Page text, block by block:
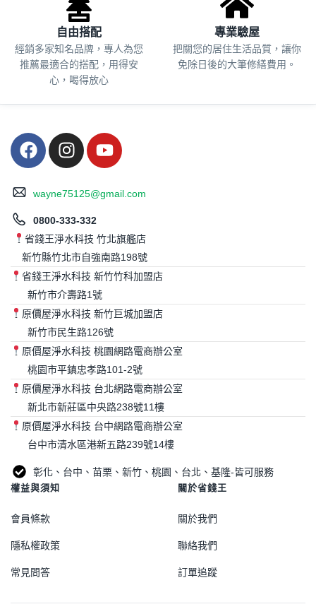
自由搭配
經銷多家知名品牌，專人為您
推薦最適合的搭配，用得安
心，喝得放心
專業驗屋
把關您的居住生活品質， 讓你
免除日後的大筆修繕費用。
wayne75125@gmail.com
0800-333-332
省錢王淨水科技 竹北旗艦店
新竹縣竹北市自強南路198號
省錢王淨水科技 新竹竹科加盟店
新竹市介壽路1號
原價屋淨水科技 新竹巨城加盟店
新竹市民生路126號
原價屋淨水科技 桃園網路電商辦公室
桃園市平鎮忠孝路101-2號
原價屋淨水科技 台北網路電商辦公室
新北市新莊區中央路238號11樓
原價屋淨水科技 台中網路電商辦公室
台中市清水區港新五路239號14樓
彰化、台中、苗栗、新竹、桃園、台北、基隆-皆可服務
權益與須知
會員條款
隱私權政策
常見問答
關於省錢王
關於我們
聯絡我們
訂單追蹤